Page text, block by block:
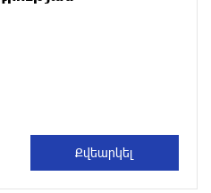
обладателем бронзовой
в Армении: Алексей